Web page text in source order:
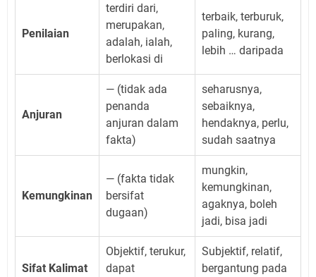
Penilaian
terdiri dari,
merupakan,
adalah, ialah,
berlokasi di
terbaik, terburuk,
paling, kurang,
lebih … daripada
Anjuran
— (tidak ada
penanda
anjuran dalam
fakta)
seharusnya,
sebaiknya,
hendaknya, perlu,
sudah saatnya
Kemungkinan
— (fakta tidak
bersifat
dugaan)
mungkin,
kemungkinan,
agaknya, boleh
jadi, bisa jadi
Sifat Kalimat
Objektif, terukur,
dapat
Subjektif, relatif,
bergantung pada